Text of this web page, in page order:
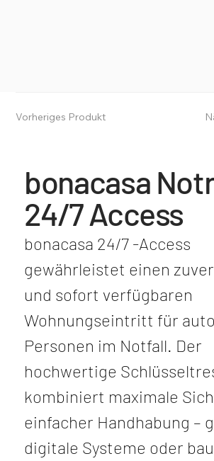
Vorheriges Produkt
bonacasa
24/7 Access
bonacasa 24/7 -Access
gewährleistet einen
und sofort verfügbaren
Wohnungseintritt für
Personen im Notfall. Der
hochwertige
kombiniert maximale
einfacher Handhabung –
digitale Systeme oder